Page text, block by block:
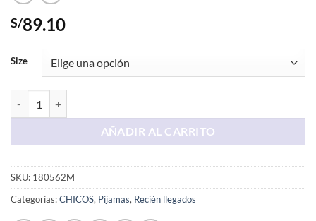
S/89.10
Size
AÑADIR AL CARRITO
SKU: 180562M
Categorías:CHICOS, Pijamas, Recién llegados